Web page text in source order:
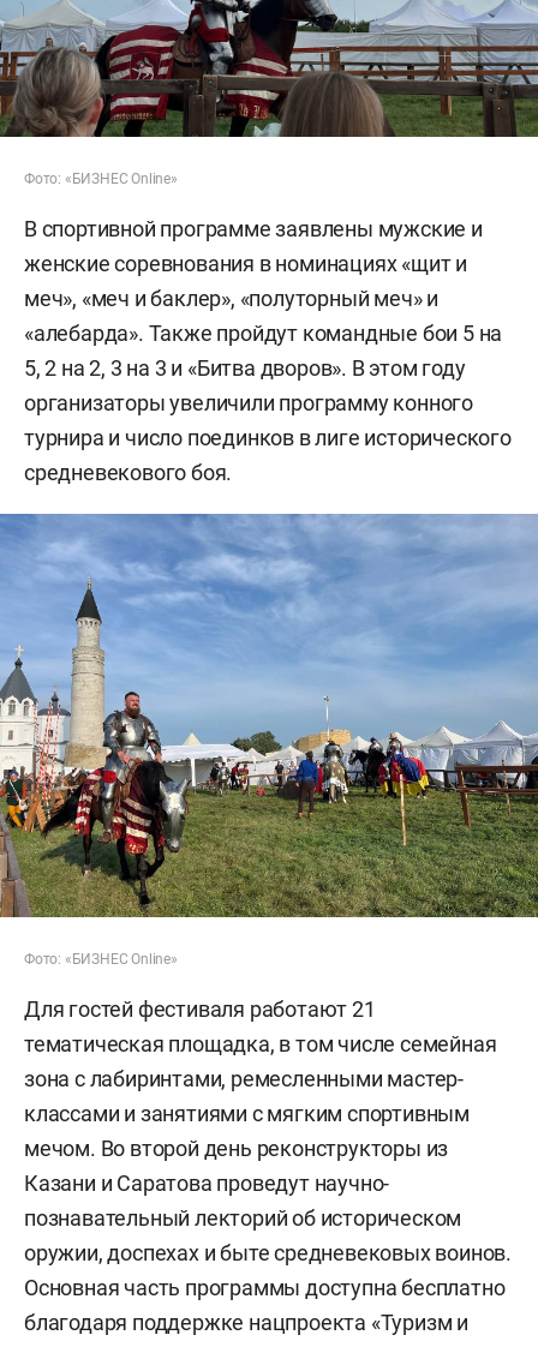
Фото: «БИЗНЕС Online»
В спортивной программе заявлены мужские и
женские соревнования в номинациях «щит и
меч», «меч и баклер», «полуторный меч» и
«алебарда». Также пройдут командные бои 5 на
5, 2 на 2, 3 на 3 и «Битва дворов». В этом году
организаторы увеличили программу конного
турнира и число поединков в лиге исторического
средневекового боя.
Фото: «БИЗНЕС Online»
Для гостей фестиваля работают 21
тематическая площадка, в том числе семейная
зона с лабиринтами, ремесленными мастер-
классами и занятиями с мягким спортивным
мечом. Во второй день реконструкторы из
Казани и Саратова проведут научно-
познавательный лекторий об историческом
оружии, доспехах и быте средневековых воинов.
Основная часть программы доступна бесплатно
благодаря поддержке нацпроекта «Туризм и